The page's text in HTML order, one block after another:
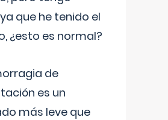
que he tenido el
¿esto es normal?
de
es un
más leve que